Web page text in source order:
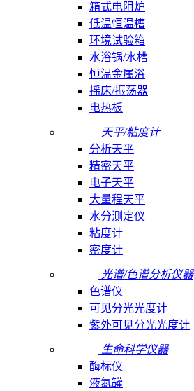
箱式电阻炉
低温恒温槽
环境试验箱
水浴锅/水槽
恒温金属浴
摇床/振荡器
电热板
天平/粘度计
分析天平
精密天平
电子天平
大量程天平
水分测定仪
粘度计
密度计
光谱/色谱分析仪器
色谱仪
可见分光光度计
紫外可见分光光度计
生命科学仪器
酶标仪
液氮罐